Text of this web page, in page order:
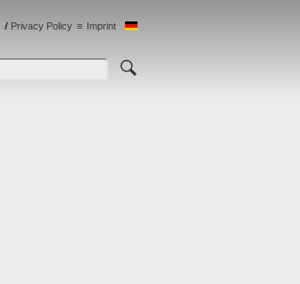
Privacy Policy Imprint